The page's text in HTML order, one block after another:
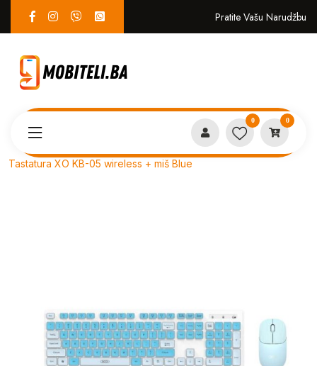
Pratite Vašu Narudžbu
0 0
Tastatura XO KB-05 wireless + miš Blue